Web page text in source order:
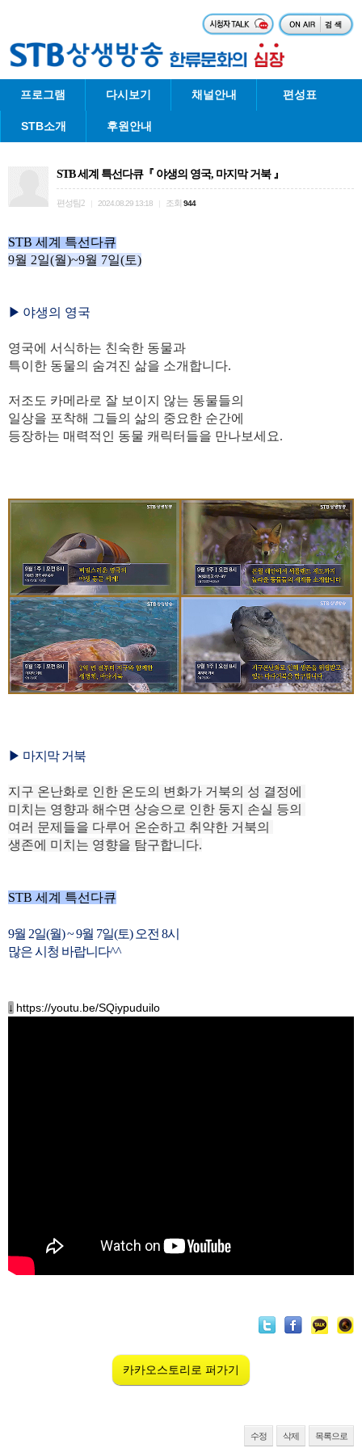
프로그램 다시보기 채널안내 편성표
STB소개 후원안내
STB 세계 특선다큐『 야생의 영국, 마지막 거북 』
편성팀2 2024.08.29 13:18 조회 944
STB 세계 특선다큐
9월 2일(월)~9월 7일(토)
▶ 야생의 영국
영국에 서식하는 친숙한 동물과
특이한 동물의 숨겨진 삶을 소개합니다.
저조도 카메라로 잘 보이지 않는 동물들의
일상을 포착해 그들의 삶의 중요한 순간에
등장하는 매력적인 동물 캐릭터들을 만나보세요.
▶ 마지막 거북
지구 온난화로 인한 온도의 변화가 거북의 성 결정에
미치는 영향과 해수면 상승으로 인한 둥지 손실 등의
여러 문제들을 다루어 온순하고 취약한 거북의
생존에 미치는 영향을 탐구합니다.
STB 세계 특선다큐
9월 2일(월) ~ 9월 7일(토)오전 8시
많은 시청 바랍니다^^
↓ https://youtu.be/SQiypuduilo
카카오스토리로 퍼가기
수정 삭제 목록으로